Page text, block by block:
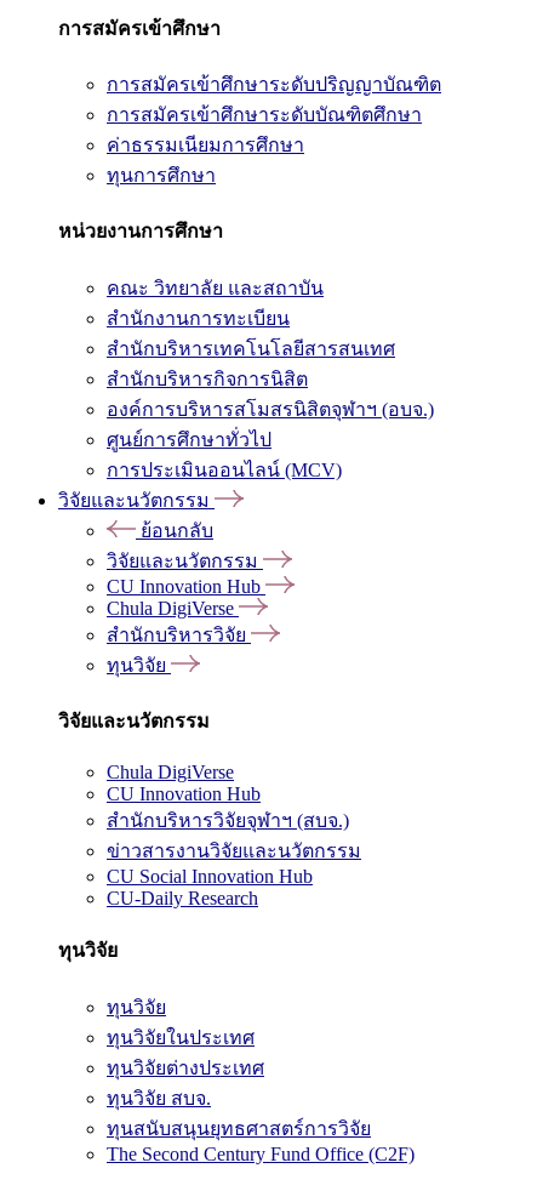
การสมัครเข้าศึกษา
การสมัครเข้าศึกษาระดับปริญญาบัณฑิต
การสมัครเข้าศึกษาระดับบัณฑิตศึกษา
ค่าธรรมเนียมการศึกษา
ทุนการศึกษา
หน่วยงานการศึกษา
คณะ วิทยาลัย และสถาบัน
สำนักงานการทะเบียน
สำนักบริหารเทคโนโลยีสารสนเทศ
สำนักบริหารกิจการนิสิต
องค์การบริหารสโมสรนิสิตจุฬาฯ (อบจ.)
ศูนย์การศึกษาทั่วไป
การประเมินออนไลน์ (MCV)
วิจัยและนวัตกรรม
ย้อนกลับ
วิจัยและนวัตกรรม
CU Innovation Hub
Chula DigiVerse
สำนักบริหารวิจัย
ทุนวิจัย
วิจัยและนวัตกรรม
Chula DigiVerse
CU Innovation Hub
สำนักบริหารวิจัยจุฬาฯ (สบจ.)
ข่าวสารงานวิจัยและนวัตกรรม
CU Social Innovation Hub
CU-Daily Research
ทุนวิจัย
ทุนวิจัย
ทุนวิจัยในประเทศ
ทุนวิจัยต่างประเทศ
ทุนวิจัย สบจ.
ทุนสนับสนุนยุทธศาสตร์การวิจัย
The Second Century Fund Office (C2F)